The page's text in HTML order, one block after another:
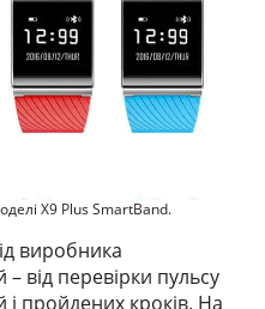
X9 Plus SmartBand.
виробника
від перевірки пульсу
і пройдених кроків. На